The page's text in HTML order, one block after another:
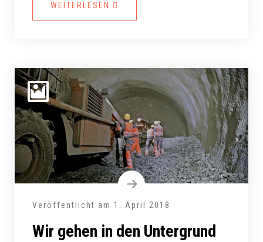
WEITERLESEN
Veröffentlicht am 1. April 2018
Wir gehen in den Untergrund